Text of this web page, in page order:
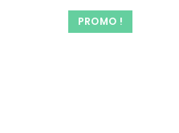
PROMO !